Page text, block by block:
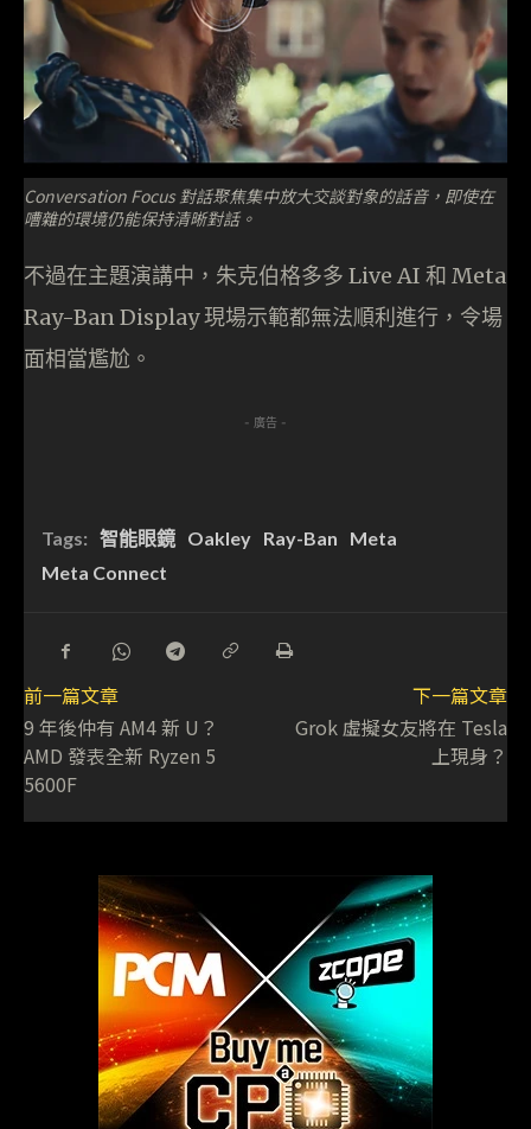
Conversation Focus 對話聚焦集中放大交談對象的話音，即使在
嘈雜的環境仍能保持清晰對話。
不過在主題演講中，朱克伯格多多 Live AI 和 Meta
Ray-Ban Display 現場示範都無法順利進行，令場
面相當尷尬。
- 廣告 -
Tags: 智能眼鏡 Oakley Ray-Ban
Meta
Meta Connect
前一篇文章
9 年後仲有 AM4 新 U？
AMD 發表全新 Ryzen 5
5600F
下一篇文章
Grok 虛擬女友將在 Tesla
上現身？